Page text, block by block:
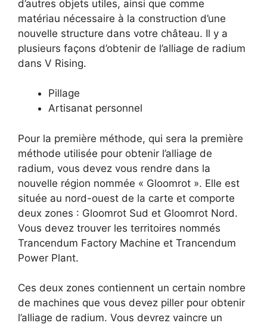
d’autres objets utiles, ainsi que comme
matériau nécessaire à la construction d’une
nouvelle structure dans votre château. Il y a
plusieurs façons d’obtenir de l’alliage de radium
dans V Rising.
Pillage
Artisanat personnel
Pour la première méthode, qui sera la première
méthode utilisée pour obtenir l’alliage de
radium, vous devez vous rendre dans la
nouvelle région nommée « Gloomrot ». Elle est
située au nord-ouest de la carte et comporte
deux zones : Gloomrot Sud et Gloomrot Nord.
Vous devez trouver les territoires nommés
Trancendum Factory Machine et Trancendum
Power Plant.
Ces deux zones contiennent un certain nombre
de machines que vous devez piller pour obtenir
l’alliage de radium. Vous devrez vaincre un